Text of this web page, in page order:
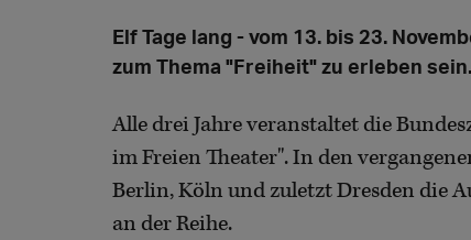
Elf Tage lang - vom 13. bis 23.
zum Thema "Freiheit" zu erleben sein.
Alle drei Jahre veranstaltet die
im Freien Theater". In den
Berlin, Köln und zuletzt Dresden die
an der Reihe.